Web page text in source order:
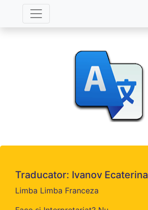
Traducator: Ivanov Ecaterina
Limba Limba Franceza